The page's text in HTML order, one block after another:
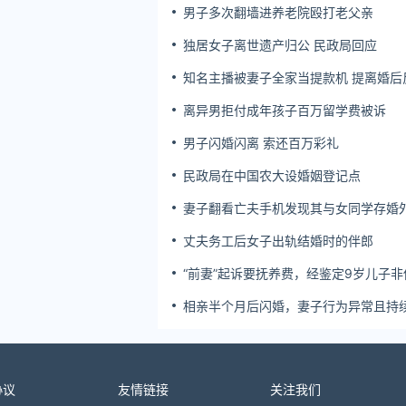
男子多次翻墙进养老院殴打老父亲
独居女子离世遗产归公 民政局回应
知名主播被妻子全家当提款机 提离婚后
离异男拒付成年孩子百万留学费被诉
男子闪婚闪离 索还百万彩礼
民政局在中国农大设婚姻登记点
妻子翻看亡夫手机发现其与女同学存婚
丈夫务工后女子出轨结婚时的伴郎
“前妻”起诉要抚养费，经鉴定9岁儿子
相亲半个月后闪婚，妻子行为异常且持
病，撤销两人婚姻关系
友情链接 关注我们